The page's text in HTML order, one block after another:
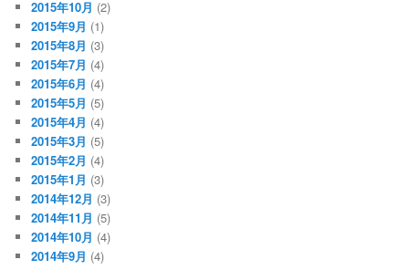
2015年10月 (2)
2015年9月 (1)
2015年8月 (3)
2015年7月 (4)
2015年6月 (4)
2015年5月 (5)
2015年4月 (4)
2015年3月 (5)
2015年2月 (4)
2015年1月 (3)
2014年12月 (3)
2014年11月 (5)
2014年10月 (4)
2014年9月 (4)